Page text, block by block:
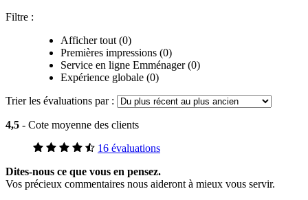
Filtre :
Afficher tout (0)
Premières impressions (0)
Service en ligne Emménager (0)
Expérience globale (0)
Trier les évaluations par :
4,5 - Cote moyenne des clients
16 évaluations
Dites-nous ce que vous en pensez.
Vos précieux commentaires nous aideront à mieux vous servir.